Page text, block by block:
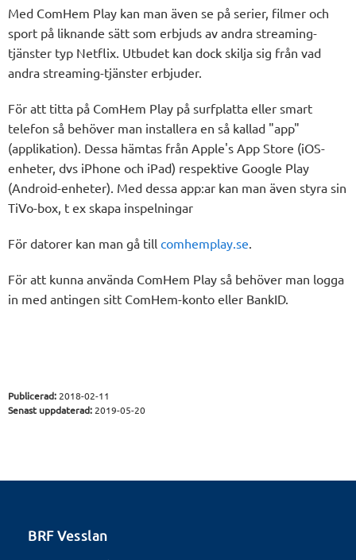
Med ComHem Play kan man även se på serier, filmer och
sport på liknande sätt som erbjuds av andra streaming-
tjänster typ Netflix. Utbudet kan dock skilja sig från vad
andra streaming-tjänster erbjuder.
För att titta på ComHem Play på surfplatta eller smart
telefon så behöver man installera en så kallad "app"
(applikation). Dessa hämtas från Apple's App Store (iOS-
enheter, dvs iPhone och iPad) respektive Google Play
(Android-enheter). Med dessa app:ar kan man även styra sin
TiVo-box, t ex skapa inspelningar
För datorer kan man gå till comhemplay.se
För att kunna använda ComHem Play så behöver man logga
in med antingen sitt ComHem-konto eller BankID.
Publicerad: 2018-02-11
Senast uppdaterad: 2019-05-20
BRF Vesslan